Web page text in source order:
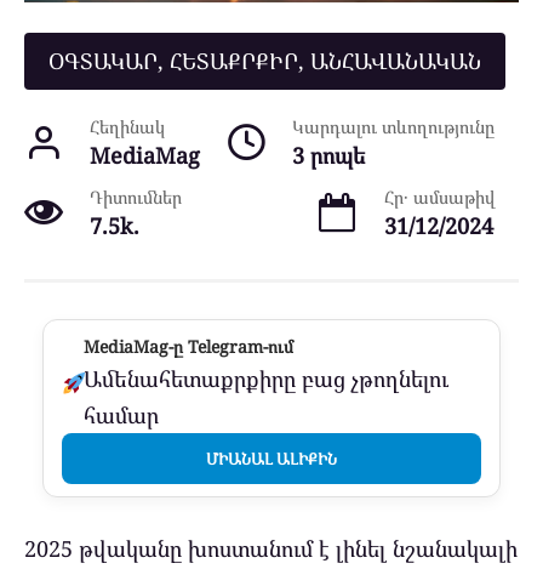
ՕԳՏԱԿԱՐ, ՀԵՏԱՔՐՔԻՐ, ԱՆՀԱՎԱՆԱԿԱՆ
Հեղինակ
MediaMag
Կարդալու տևողությունը
3 րոպե
Դիտումներ
7.5k.
Հր․ ամսաթիվ
31/12/2024
MediaMag-ը Telegram-ում
Ամենահետաքրքիրը բաց չթողնելու
համար
ՄԻԱՆԱԼ ԱԼԻՔԻՆ
2025 թվականը խոստանում է լինել նշանակալի